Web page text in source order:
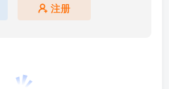
注册